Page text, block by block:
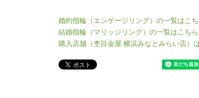
婚約指輪（エンゲージリング）の一覧はこ
結婚指輪（マリッジリング）の一覧はこち
購入店舗（杢目金屋 横浜みなとみらい店）